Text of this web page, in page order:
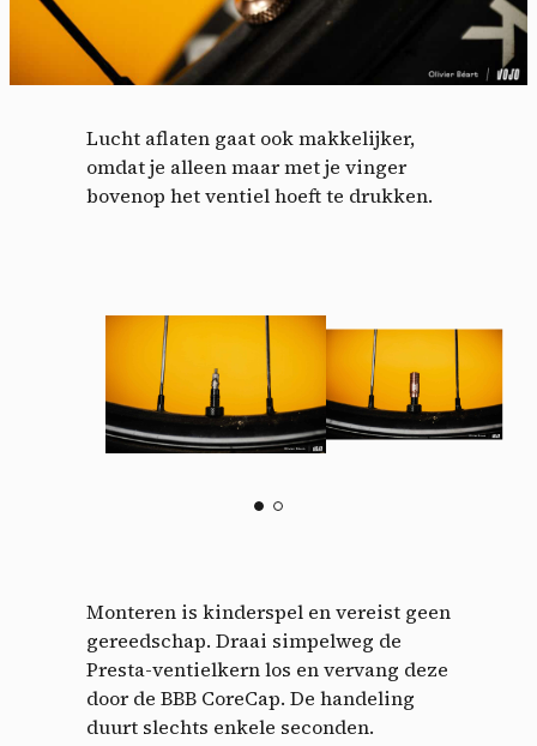
Lucht aflaten gaat ook makkelijker,
omdat je alleen maar met je vinger
bovenop het ventiel hoeft te drukken.
Monteren is kinderspel en vereist geen
gereedschap. Draai simpelweg de
Presta-ventielkern los en vervang deze
door de BBB CoreCap. De handeling
duurt slechts enkele seconden.